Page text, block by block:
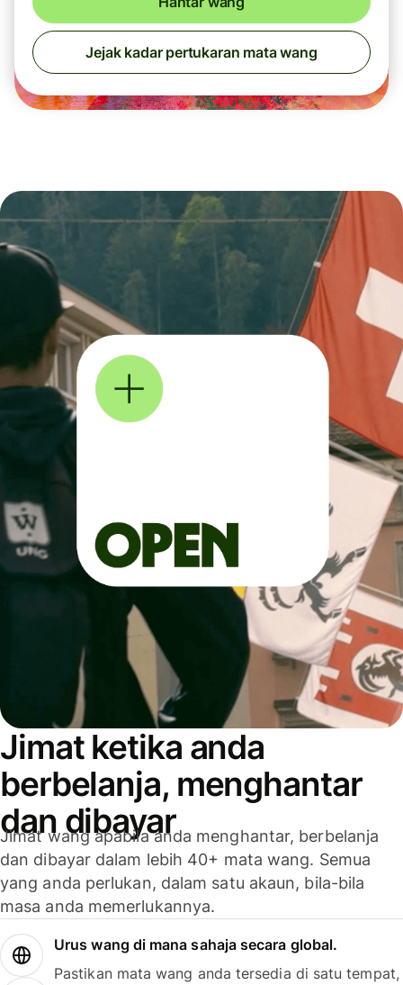
Jejak kadar pertukaran mata wang
Jimat ketika anda
berbelanja, menghantar
dan dibayar
Jimat wang apabila anda menghantar, berbelanja
dan dibayar dalam lebih 40+ mata wang. Semua
yang anda perlukan, dalam satu akaun, bila-bila
masa anda memerlukannya.
Urus wang di mana sahaja secara global.
Pastikan mata wang anda tersedia di satu tempat,